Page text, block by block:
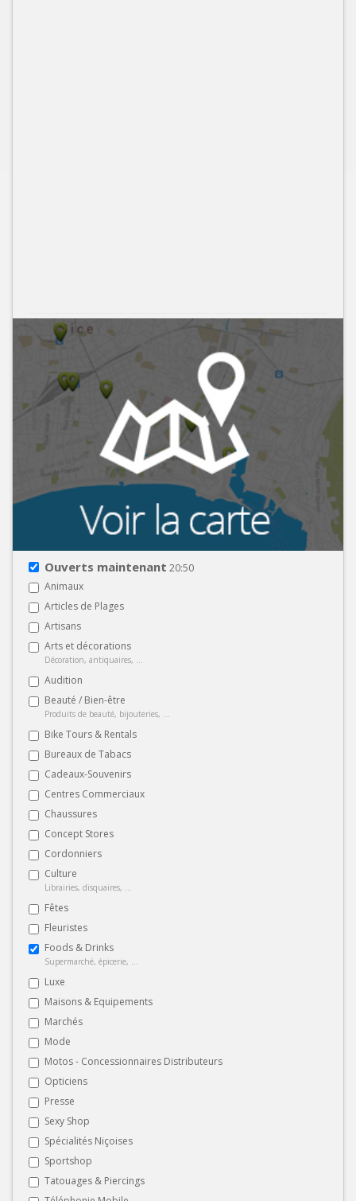
Ouverts maintenant 20:50
Animaux
Articles de Plages
Artisans
Arts et décorations
Décoration, antiquaires, ...
Audition
Beauté / Bien-être
Produits de beauté, bijouteries, ...
Bike Tours & Rentals
Bureaux de Tabacs
Cadeaux-Souvenirs
Centres Commerciaux
Chaussures
Concept Stores
Cordonniers
Culture
Librairies, disquaires, ...
Fêtes
Fleuristes
Foods & Drinks
Supermarché, épicerie, ...
Luxe
Maisons & Equipements
Marchés
Mode
Motos - Concessionnaires Distributeurs
Opticiens
Presse
Sexy Shop
Spécialités Niçoises
Sportshop
Tatouages & Piercings